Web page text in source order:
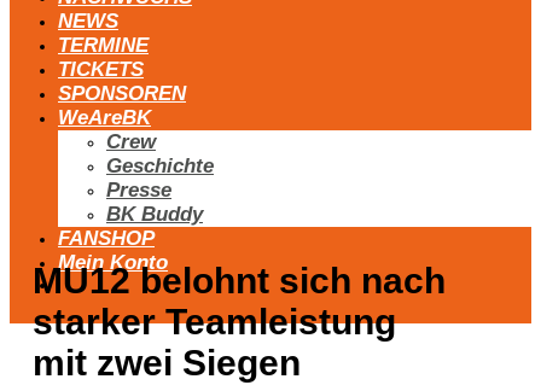
NEWS
TERMINE
TICKETS
SPONSOREN
WeAreBK
Crew
Geschichte
Presse
BK Buddy
FANSHOP
Mein Konto
MU12 belohnt sich nach
starker Teamleistung
mit zwei Siegen